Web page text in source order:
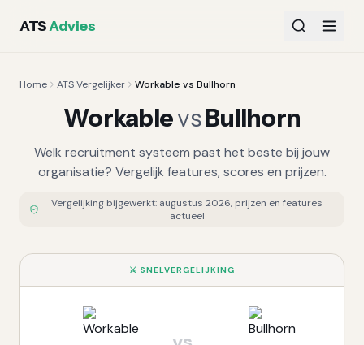
ATSAdvies
Home ATS Vergelijker Workable vs Bullhorn
WorkablevsBullhorn
Welk recruitment systeem past het beste bij jouw
organisatie? Vergelijk features, scores en prijzen.
Vergelijking bijgewerkt: augustus 2026, prijzen en features
actueel
⚔️ SNELVERGELIJKING